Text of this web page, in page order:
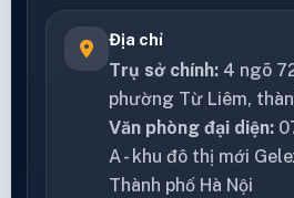
Địa chỉ
Trụ sở chính: 4 ngõ
phường Từ Liêm,
Văn phòng đại diện:
A - khu đô thị mới
Thành phố Hà Nội